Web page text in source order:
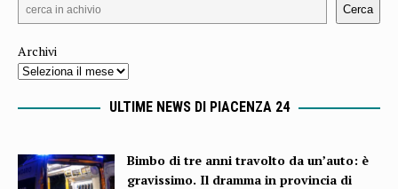
Cerca
Archivi
ULTIME NEWS DI PIACENZA 24
Bimbo di tre anni travolto da un’auto: è
gravissimo. Il dramma in provincia di